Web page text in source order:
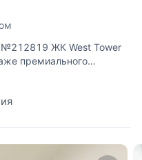
№212819 ЖК West Tower
премиального
идеально подходит для
с высокой
высокий 13 этаж